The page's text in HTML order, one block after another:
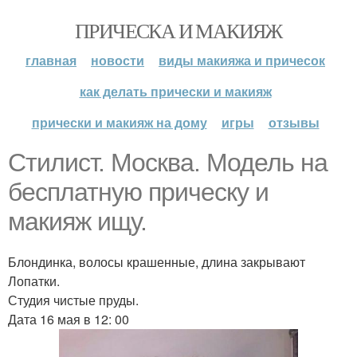
ПРИЧЕСКА И МАКИЯЖ
главная новости
виды макияжа и причесок
как делать прически и макияж
прически и макияж на дому
игры отзывы
Стилист. Москва. Модель на
бесплатную прическу и
макияж ищу.
Блондинка, волосы крашенные, длина закрывают
Лопатки.
Студия чистые пруды.
Дата 16 мая в 12: 00